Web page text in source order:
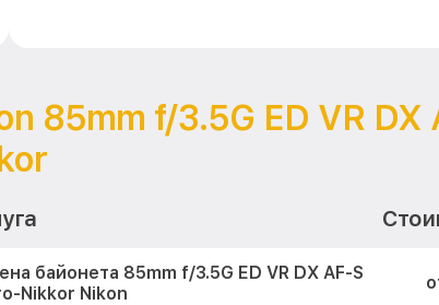
85mm f/3.5G ED VR
байонета 85mm f/3.5G ED VR DX AF-S
Nikkor Nikon